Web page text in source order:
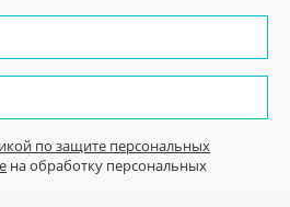
по защите персональных
на обработку персональных